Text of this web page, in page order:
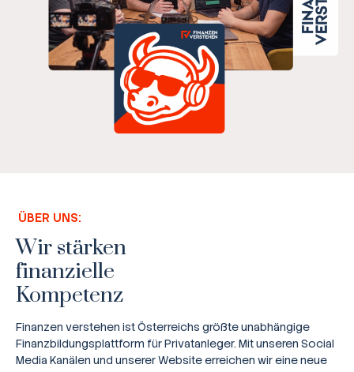
ÜBER UNS:
Wir stärken
finanzielle
Kompetenz
Finanzen verstehen ist Österreichs größte unabhängige
Finanzbildungsplattform für Privatanleger. Mit unseren Social
Media Kanälen und unserer Website erreichen wir eine neue